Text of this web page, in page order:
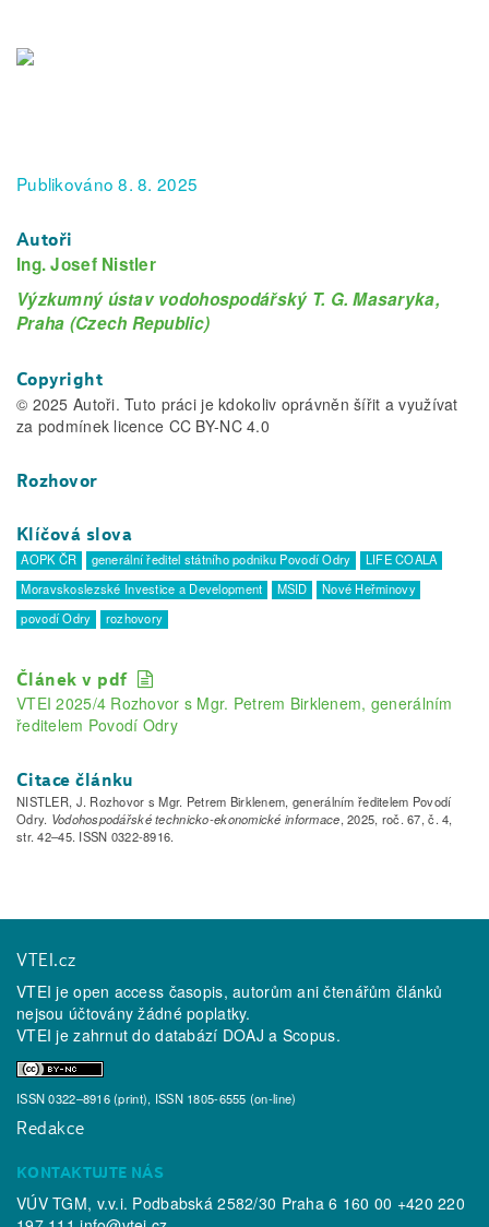
Publikováno 8. 8. 2025
Autoři
Ing. Josef Nistler
Výzkumný ústav vodohospodářský T. G. Masaryka,
Praha (Czech Republic)
Copyright
© 2025 Autoři. Tuto práci je kdokoliv oprávněn šířit a využívat
za podmínek licence CC BY-NC 4.0
Rozhovor
Klíčová slova
AOPK ČR generální ředitel státního podniku Povodí Odry
LIFE COALA
Moravskoslezské Investice a Development
MSID
Nové Heřminovy
povodí Odry
rozhovory
Článek v pdf
VTEI 2025/4 Rozhovor s Mgr. Petrem Birklenem, generálním
ředitelem Povodí Odry
Citace článku
NISTLER, J. Rozhovor s Mgr. Petrem Birklenem, generálním ředitelem Povodí
Odry. Vodohospodářské technicko-ekonomické informace, 2025, roč. 67, č. 4,
str. 42–45. ISSN 0322-8916.
VTEI.cz
VTEI je open access časopis, autorům ani čtenářům článků
nejsou účtovány žádné poplatky.
VTEI je zahrnut do databází DOAJ a Scopus.
ISSN 0322–8916 (print), ISSN 1805-6555 (on-line)
Redakce
KONTAKTUJTE NÁS
VÚV TGM, v.v.i. Podbabská 2582/30 Praha 6 160 00 +420 220